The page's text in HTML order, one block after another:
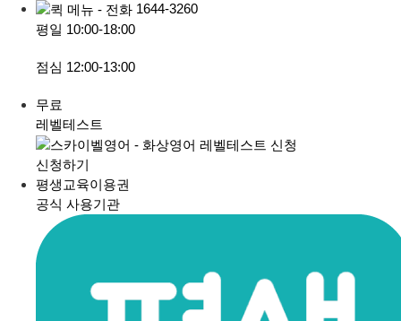
1644-3260
평일 10:00-18:00
점심 12:00-13:00
무료
레벨테스트
신청하기
평생교육이용권
공식 사용기관